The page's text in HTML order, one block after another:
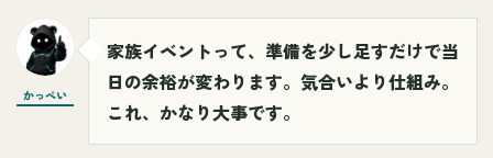
かっぺい
家族イベントって、準備を少し足すだけで当
日の余裕が変わります。気合いより仕組み。
これ、かなり大事です。